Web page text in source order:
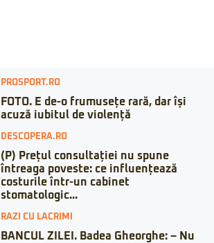
PROSPORT.RO
FOTO. E de-o frumusețe rară, dar își
acuză iubitul de violență
DESCOPERA.RO
(P) Prețul consultației nu spune
întreaga poveste: ce influențează
costurile într-un cabinet
stomatologic...
RAZI CU LACRIMI
BANCUL ZILEI. Badea Gheorghe: – Nu